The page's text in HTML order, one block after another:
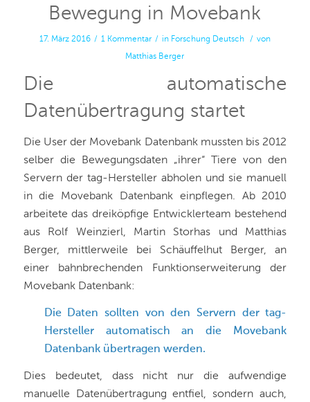
Bewegung in Movebank
17. März 2016 / 1 Kommentar / in Forschung Deutsch / von
Matthias Berger
Die automatische
Datenübertragung startet
Die User der Movebank Datenbank mussten bis 2012
selber die Bewegungsdaten „ihrer“ Tiere von den
Servern der tag-Hersteller abholen und sie manuell
in die Movebank Datenbank einpflegen. Ab 2010
arbeitete das dreiköpfige Entwicklerteam bestehend
aus Rolf Weinzierl, Martin Storhas und Matthias
Berger, mittlerweile bei Schäuffelhut Berger, an
einer bahnbrechenden Funktionserweiterung der
Movebank Datenbank:
Die Daten sollten von den Servern der tag-
Hersteller automatisch an die Movebank
Datenbank übertragen werden.
Dies bedeutet, dass nicht nur die aufwendige
manuelle Datenübertragung entfiel, sondern auch,